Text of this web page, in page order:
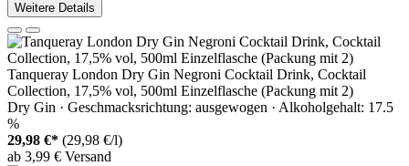
Weitere Details
Tanqueray London Dry Gin Negroni Cocktail Drink, Cocktail
Collection, 17,5% vol, 500ml Einzelflasche (Packung mit 2)
Dry Gin · Geschmacksrichtung: ausgewogen · Alkoholgehalt: 17.5
%
29,98 €* (29,98 €/l)
ab 3,99 € Versand